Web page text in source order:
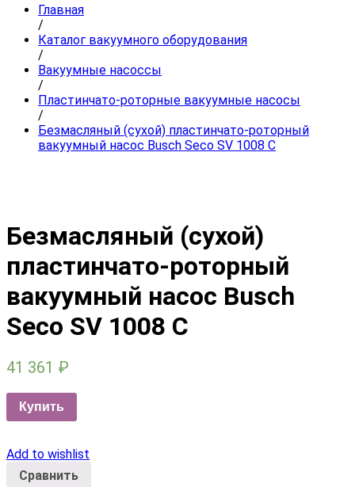
Главная
/
Каталог вакуумного оборудования
/
Вакуумные насоссы
/
Пластинчато-роторные вакуумные насосы
/
Безмасляный (сухой) пластинчато-роторный
вакуумный насос Busch Seco SV 1008 C
Безмасляный (сухой)
пластинчато-роторный
вакуумный насос Busch
Seco SV 1008 C
41 361 ₽
Купить
Add to wishlist
Сравнить